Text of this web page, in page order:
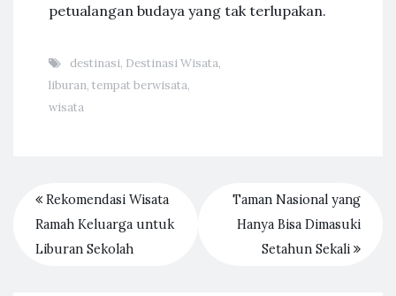
petualangan budaya yang tak terlupakan.
destinasi, Destinasi Wisata,
liburan, tempat berwisata,
wisata
Rekomendasi Wisata
Ramah Keluarga untuk
Liburan Sekolah
Taman Nasional yang
Hanya Bisa Dimasuki
Setahun Sekali